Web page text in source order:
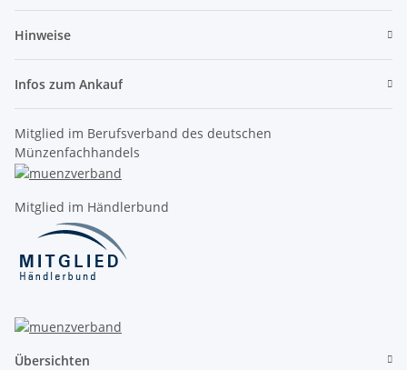
Hinweise
Infos zum Ankauf
Mitglied im Berufsverband des deutschen
Münzenfachhandels
Mitglied im Händlerbund
Übersichten